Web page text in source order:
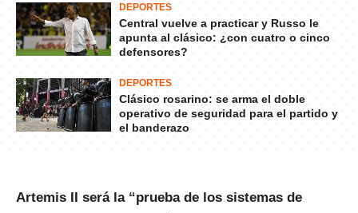
DEPORTES
Central vuelve a practicar y Russo le
apunta al clásico: ¿con cuatro o cinco
defensores?
DEPORTES
Clásico rosarino: se arma el doble
operativo de seguridad para el partido y
el banderazo
Artemis II será la “prueba de los sistemas de